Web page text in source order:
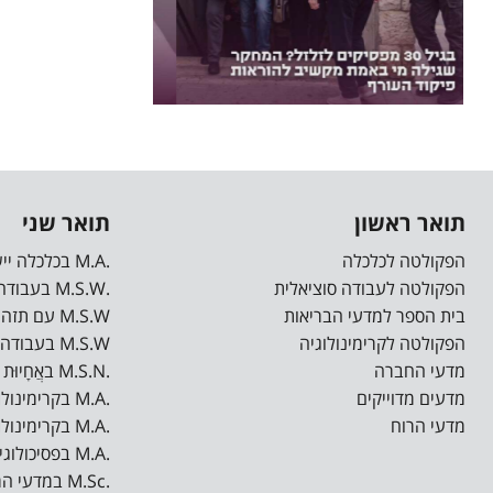
קבוצות שיח ותמיכה לצד פגישות פרטניות
ופעילויות מגבשות לקהילת הסטודנטים.
מוזמנים לקחת חלק, להרגיש שייכות,
משמעות ובעיקר להרגיש יותר טוב. פנו […]
תואר ראשון
הפקולטה לכלכלה
הפקולטה לעבודה סוציאלית
בית הספר למדעי הבריאות
הפקולטה לקרימינולוגיה
מדעי החברה
מדעים מדוייקים
מדעי הרוח
תואר שני
.M.A בכלכלה יישומית
.M.S.W בעבודה סוציאלית
M.S.W עם תזה בעבודה סוציאלית רפואית*
M.S.W בעבודה סוציאלית רפואית ישומית*
.M.S.N באֲחָיוּת (סיעוד)
.M.A בקרימינולוגיה
.M.A בקרימינולוגיה קלינית
.M.A בפסיכולוגיה רפואית
.M.Sc במדעי המחשב